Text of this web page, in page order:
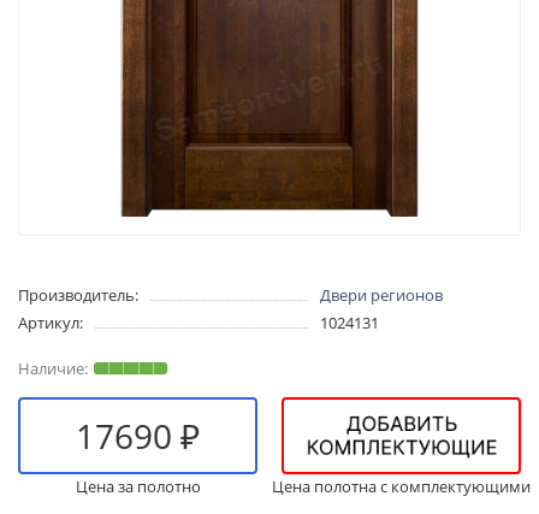
Производитель:
Двери регионов
Артикул:
1024131
17690 ₽
Цена за полотно Цена полотна с комплектующими